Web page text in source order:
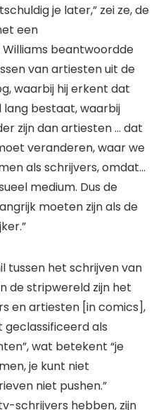
je later,” zei ze, de
een
beantwoordde
van artiesten uit de
waarbij hij erkent dat
bestaat, waarbij
zijn dan artiesten … dat
veranderen, waar we
als schrijvers, omdat…
medium. Dus de
moeten zijn als de
tussen het schrijven van
de stripwereld zijn het
en artiesten [in comics],
als
wat betekent “je
je kunt niet
niet pushen.”
schrijvers hebben, zijn